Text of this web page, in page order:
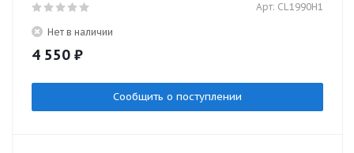
Арт: CL1990H1
Нет в наличии
4 550 ₽
Сообщить о поступлении